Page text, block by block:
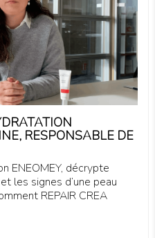
RESPONSABLE DE
ENEOMEY, décrypte
les signes d’une peau
REPAIR CREA